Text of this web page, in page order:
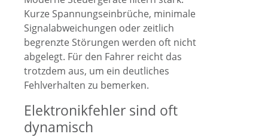
Kurze Spannungseinbrüche, minimale
Signalabweichungen oder zeitlich
begrenzte Störungen werden oft nicht
abgelegt. Für den Fahrer reicht das
trotzdem aus, um ein deutliches
Fehlverhalten zu bemerken.
Elektronikfehler sind oft
dynamisch